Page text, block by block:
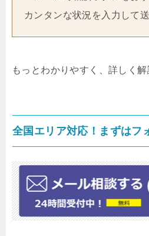
カンタンな状況を入力して
もっとわかりやすく、詳しく解
全国エリア対応！まずはフ